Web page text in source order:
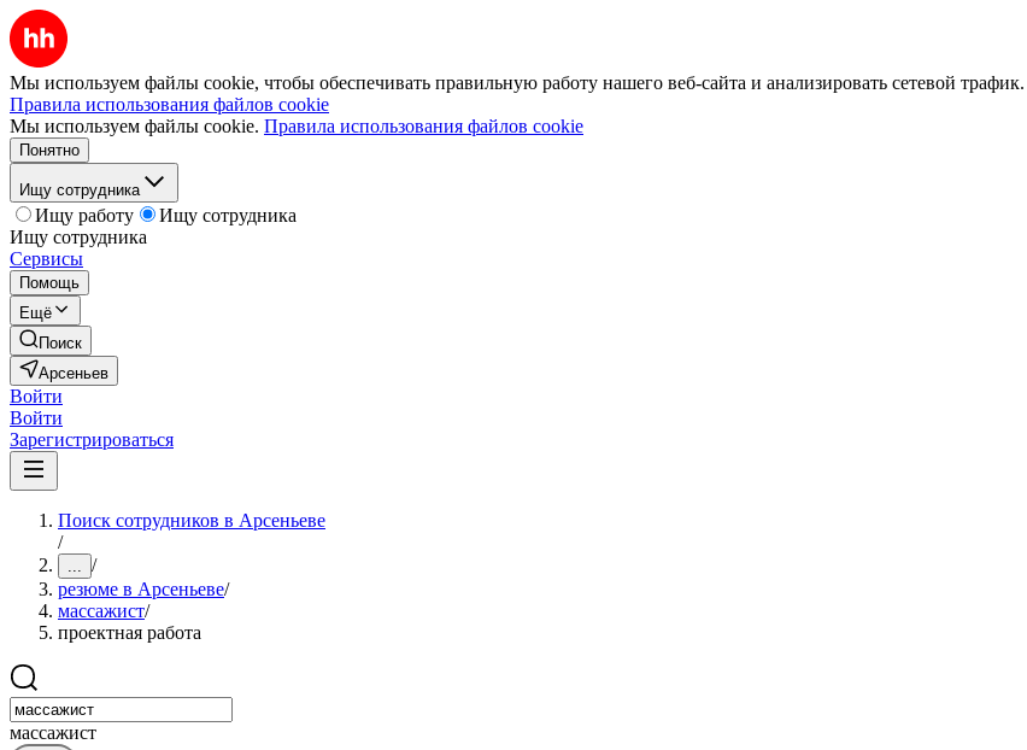
Мы используем файлы cookie, чтобы обеспечивать правильную работу нашего веб-сайта и анализировать сетевой трафик.
Правила использования файлов cookie
Мы используем файлы cookie. Правила использования файлов cookie
Понятно
Ищу сотрудника
Ищу работу
Ищу сотрудника
Ищу сотрудника
Сервисы
Помощь
Ещё
Поиск
Арсеньев
Войти
Войти
Зарегистрироваться
Поиск сотрудников в Арсеньеве
/
... /
резюме в Арсеньеве/
массажист/
проектная работа
массажист